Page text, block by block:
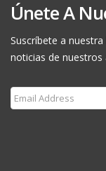
Únete A
Suscríbete a
noticias de